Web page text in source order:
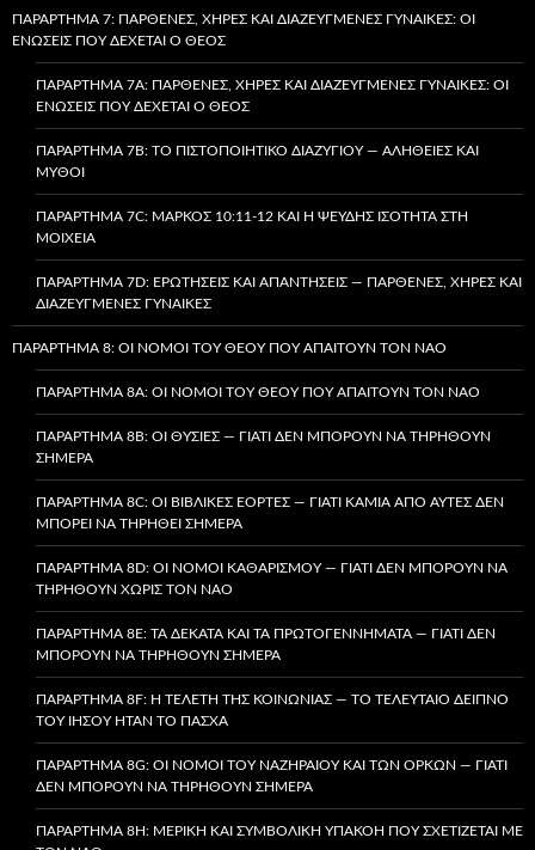
ΠΑΡΆΡΤΗΜΑ 7: ΠΑΡΘΈΝΕΣ, ΧΉΡΕΣ ΚΑΙ ΔΙΑΖΕΥΓΜΈΝΕΣ ΓΥΝΑΊΚΕΣ: ΟΙ
ΕΝΏΣΕΙΣ ΠΟΥ ΔΈΧΕΤΑΙ Ο ΘΕΌΣ
ΠΑΡΆΡΤΗΜΑ 7A: ΠΑΡΘΈΝΕΣ, ΧΉΡΕΣ ΚΑΙ ΔΙΑΖΕΥΓΜΈΝΕΣ ΓΥΝΑΊΚΕΣ: ΟΙ
ΕΝΏΣΕΙΣ ΠΟΥ ΔΈΧΕΤΑΙ Ο ΘΕΌΣ
ΠΑΡΆΡΤΗΜΑ 7B: ΤΟ ΠΙΣΤΟΠΟΙΗΤΙΚΌ ΔΙΑΖΥΓΊΟΥ — ΑΛΉΘΕΙΕΣ ΚΑΙ
ΜΎΘΟΙ
ΠΑΡΆΡΤΗΜΑ 7C: ΜΆΡΚΟΣ 10:11-12 ΚΑΙ Η ΨΕΥΔΉΣ ΙΣΌΤΗΤΑ ΣΤΗ
ΜΟΙΧΕΊΑ
ΠΑΡΆΡΤΗΜΑ 7D: ΕΡΩΤΉΣΕΙΣ ΚΑΙ ΑΠΑΝΤΉΣΕΙΣ — ΠΑΡΘΈΝΕΣ, ΧΉΡΕΣ ΚΑΙ
ΔΙΑΖΕΥΓΜΈΝΕΣ ΓΥΝΑΊΚΕΣ
ΠΑΡΆΡΤΗΜΑ 8: ΟΙ ΝΌΜΟΙ ΤΟΥ ΘΕΟΎ ΠΟΥ ΑΠΑΙΤΟΎΝ ΤΟΝ ΝΑΌ
ΠΑΡΆΡΤΗΜΑ 8A: ΟΙ ΝΌΜΟΙ ΤΟΥ ΘΕΟΎ ΠΟΥ ΑΠΑΙΤΟΎΝ ΤΟΝ ΝΑΌ
ΠΑΡΆΡΤΗΜΑ 8B: ΟΙ ΘΥΣΊΕΣ — ΓΙΑΤΊ ΔΕΝ ΜΠΟΡΟΎΝ ΝΑ ΤΗΡΗΘΟΎΝ
ΣΉΜΕΡΑ
ΠΑΡΆΡΤΗΜΑ 8C: ΟΙ ΒΙΒΛΙΚΈΣ ΕΟΡΤΈΣ — ΓΙΑΤΊ ΚΑΜΊΑ ΑΠΌ ΑΥΤΈΣ ΔΕΝ
ΜΠΟΡΕΊ ΝΑ ΤΗΡΗΘΕΊ ΣΉΜΕΡΑ
ΠΑΡΆΡΤΗΜΑ 8D: ΟΙ ΝΌΜΟΙ ΚΑΘΑΡΙΣΜΟΎ — ΓΙΑΤΊ ΔΕΝ ΜΠΟΡΟΎΝ ΝΑ
ΤΗΡΗΘΟΎΝ ΧΩΡΊΣ ΤΟΝ ΝΑΌ
ΠΑΡΆΡΤΗΜΑ 8E: ΤΑ ΔΈΚΑΤΑ ΚΑΙ ΤΑ ΠΡΩΤΟΓΕΝΝΉΜΑΤΑ — ΓΙΑΤΊ ΔΕΝ
ΜΠΟΡΟΎΝ ΝΑ ΤΗΡΗΘΟΎΝ ΣΉΜΕΡΑ
ΠΑΡΆΡΤΗΜΑ 8F: Η ΤΕΛΕΤΉ ΤΗΣ ΚΟΙΝΩΝΊΑΣ — ΤΟ ΤΕΛΕΥΤΑΊΟ ΔΕΊΠΝΟ
ΤΟΥ ΙΗΣΟΎ ΉΤΑΝ ΤΟ ΠΆΣΧΑ
ΠΑΡΆΡΤΗΜΑ 8G: ΟΙ ΝΌΜΟΙ ΤΟΥ ΝΑΖΗΡΑΊΟΥ ΚΑΙ ΤΩΝ ΌΡΚΩΝ — ΓΙΑΤΊ
ΔΕΝ ΜΠΟΡΟΎΝ ΝΑ ΤΗΡΗΘΟΎΝ ΣΉΜΕΡΑ
ΠΑΡΆΡΤΗΜΑ 8H: ΜΕΡΙΚΉ ΚΑΙ ΣΥΜΒΟΛΙΚΉ ΥΠΑΚΟΉ ΠΟΥ ΣΧΕΤΊΖΕΤΑΙ ΜΕ